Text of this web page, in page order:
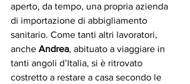
aperto, da tempo, una propria azienda
di importazione di abbigliamento
sanitario. Come tanti altri lavoratori,
anche Andrea, abituato a viaggiare in
tanti angoli d’Italia, si è ritrovato
costretto a restare a casa secondo le